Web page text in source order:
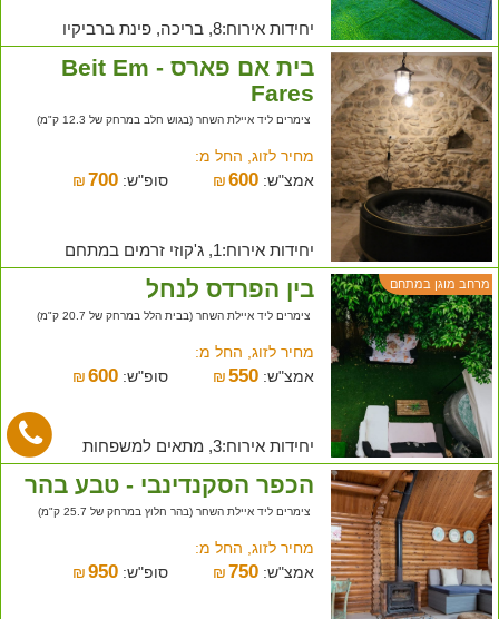
יחידות אירוח:8, בריכה, פינת ברביקיו
בית אם פארס - Beit Em
Fares
צימרים ליד איילת השחר (בגוש חלב במרחק של 12.3 ק"מ)
מחיר לזוג, החל מ:
אמצ"ש:
₪600 סופ"ש: ₪ 700
יחידות אירוח:1, ג'קוזי זרמים במתחם
מרחב מוגן במתחם בין הפרדס לנחל
צימרים ליד איילת השחר (בבית הלל במרחק של 20.7 ק"מ)
מחיר לזוג, החל מ:
אמצ"ש:
₪550 סופ"ש: ₪ 600
יחידות אירוח:3, מתאים למשפחות
הכפר הסקנדינבי - טבע בהר
צימרים ליד איילת השחר (בהר חלוץ במרחק של 25.7 ק"מ)
מחיר לזוג, החל מ:
אמצ"ש:
₪750 סופ"ש: ₪ 950